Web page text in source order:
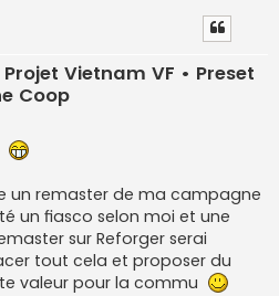
Projet Vietnam VF • Preset
Coop
un remaster de ma campagne
un fiasco selon moi et une
sur Reforger serai
tout cela et proposer du
valeur pour la commu